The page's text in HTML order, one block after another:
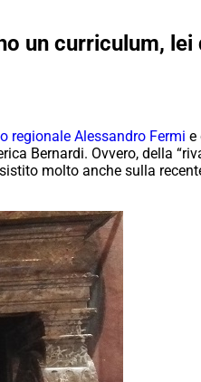
un curriculum,
regionale Alessandro Fermi e
Bernardi. Ovvero, della
molto anche sulla